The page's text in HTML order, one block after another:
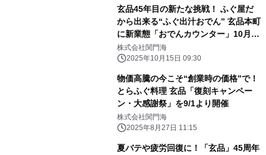
玄品45年目の新たな挑戦！ ふぐ屋だ
から出来る“ふぐ出汁おでん” 玄品本町
に新業態「おでんカウンター」10月15
日オープン
株式会社関門海
2025年10月15日 09:30
物価高騰の今こそ“創業時の価格”で！
とらふぐ料理 玄品「復刻キャンペー
ン・大感謝祭」を9/1より開催
株式会社関門海
2025年8月27日 11:15
夏バテや疲労回復に！「玄品」45周年